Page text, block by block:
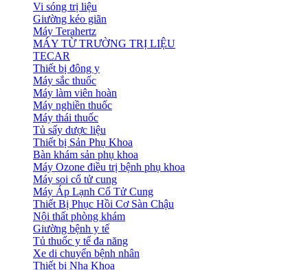
Vi sóng trị liệu
Giường kéo giãn
Máy Terahertz
MÁY TỪ TRƯỜNG TRỊ LIỆU
TECAR
Thiết bị đông y
Máy sắc thuốc
Máy làm viên hoàn
Máy nghiền thuốc
Máy thái thuốc
Tủ sấy dược liệu
Thiết bị Sản Phụ Khoa
Bàn khám sản phụ khoa
Máy Ozone điều trị bệnh phụ khoa
Máy soi cổ tử cung
Máy Áp Lạnh Cổ Tử Cung
Thiết Bị Phục Hồi Cơ Sàn Chậu
Nội thất phòng khám
Giường bệnh y tế
Tủ thuốc y tế đa năng
Xe di chuyển bệnh nhân
Thiết bị Nha Khoa